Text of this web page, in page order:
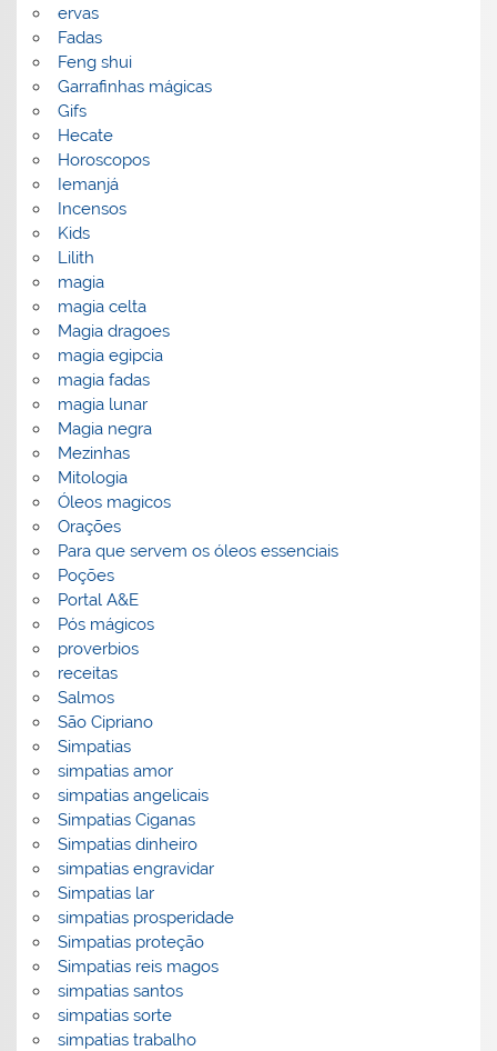
ervas
Fadas
Feng shui
Garrafinhas mágicas
Gifs
Hecate
Horoscopos
Iemanjá
Incensos
Kids
Lilith
magia
magia celta
Magia dragoes
magia egipcia
magia fadas
magia lunar
Magia negra
Mezinhas
Mitologia
Óleos magicos
Orações
Para que servem os óleos essenciais
Poções
Portal A&E
Pós mágicos
proverbios
receitas
Salmos
São Cipriano
Simpatias
simpatias amor
simpatias angelicais
Simpatias Ciganas
Simpatias dinheiro
simpatias engravidar
Simpatias lar
simpatias prosperidade
Simpatias proteção
Simpatias reis magos
simpatias santos
simpatias sorte
simpatias trabalho